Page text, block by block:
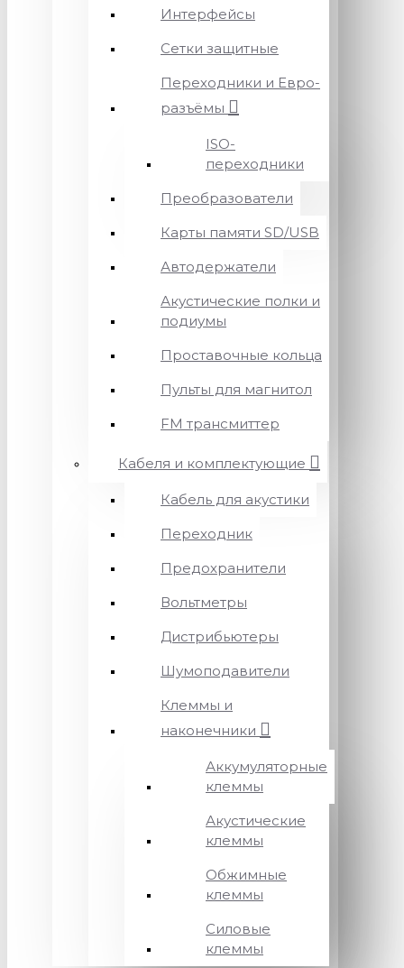
Интерфейсы
Сетки защитные
Переходники и Евро-
разъёмы
ISO-
переходники
Преобразователи
Карты памяти SD/USB
Автодержатели
Акустические полки и
подиумы
Проставочные кольца
Пульты для магнитол
FM трансмиттер
Кабеля и комплектующие
Кабель для акустики
Переходник
Предохранители
Вольтметры
Дистрибьютеры
Шумоподавители
Клеммы и
наконечники
Аккумуляторные
клеммы
Акустические
клеммы
Обжимные
клеммы
Силовые
клеммы